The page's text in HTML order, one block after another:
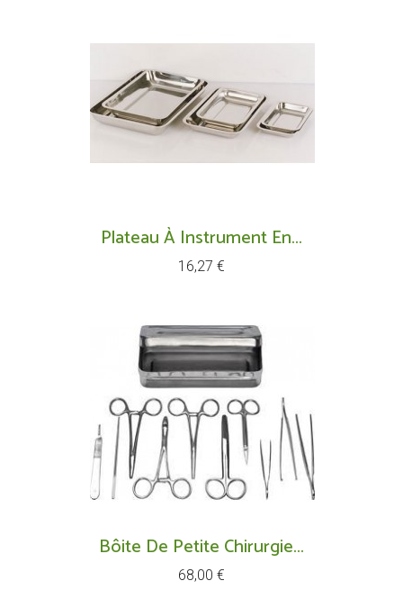
Plateau À Instrument En...
Prix
16,27 €
Bôite De Petite Chirurgie...
Prix
68,00 €